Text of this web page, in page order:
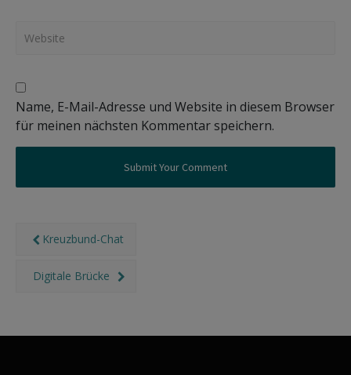
Name, E-Mail-Adresse und Website in diesem Browser
für meinen nächsten Kommentar speichern.
Kreuzbund-Chat
Digitale Brücke